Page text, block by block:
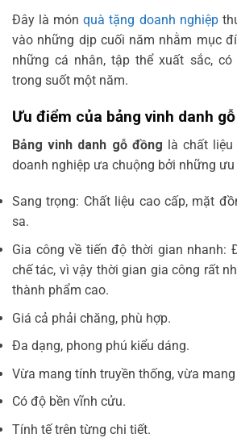
Đây là mónquà tặng doanh nghiệp
vào những dịp cuối năm nhằm mục
những cá nhân, tập thể xuất sắc,
trong suốt một năm.
Ưu điểm của bảng vinh danh
Bảng vinh danh gỗ đồng là chất
doanh nghiệp ưa chuộng bởi những
Sang trọng: Chất liệu cao cấp, mặt
sa.
Gia công về tiến độ thời gian nhanh:
chế tác, vì vậy thời gian gia công rất
thành phẩm cao.
Giá cả phải chăng, phù hợp.
Đa dạng, phong phú kiểu dáng.
Vừa mang tính truyền thống, vừa
Có độ bền vĩnh cửu.
Tính tế trên từng chi tiết.